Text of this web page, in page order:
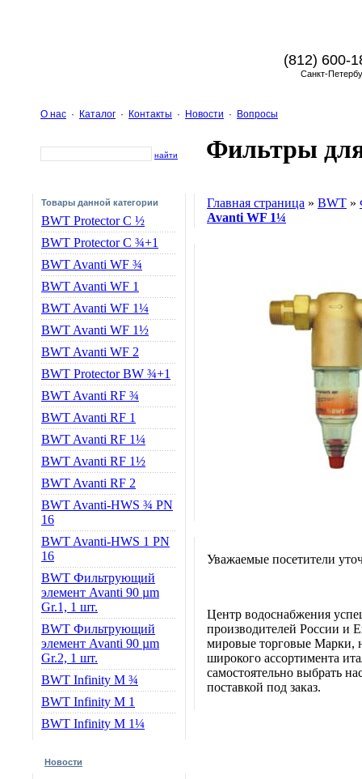
(812) 600-
Санкт-
О нас · Каталог · Контакты · Новости · Вопросы
найти Фильтры
Товары данной категории
BWT Protector C ½
BWT Protector C ¾+1
BWT Avanti WF ¾
BWT Avanti WF 1
BWT Avanti WF 1¼
BWT Avanti WF 1½
BWT Avanti WF 2
BWT Protector BW ¾+1
BWT Avanti RF ¾
BWT Avanti RF 1
BWT Avanti RF 1¼
BWT Avanti RF 1½
BWT Avanti RF 2
BWT Avanti-HWS ¾ PN
16
BWT Avanti-HWS 1 PN
16
BWT Фильтрующий
элемент Avanti 90 µm
Gr.1, 1 шт.
BWT Фильтрующий
элемент Avanti 90 µm
Gr.2, 1 шт.
BWT Infinity M ¾
BWT Infinity M 1
BWT Infinity M 1¼
Новости
Главная страница » BWT »
Avanti WF 1¼
Уважаемые посетители
Центр водоснабжения
производителей России и
мировые торговые Марки,
широкого ассортимента
самостоятельно выбрать
поставкой под заказ.